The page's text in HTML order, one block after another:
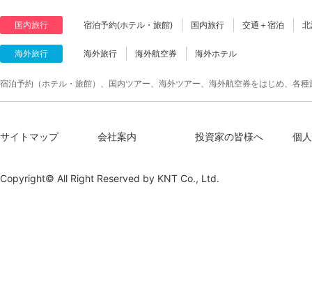
国内旅行 宿泊予約(ホテル・旅館) 国内旅行 交通＋宿泊
海外旅行 海外旅行 海外航空券 海外ホテル
宿泊予約（ホテル・旅館）、国内ツアー、海外ツアー、海外航空券をはじめ、各
サイトマップ 会社案内 投資家の皆様へ 個
Copyright© All Right Reserved by KNT Co., Ltd.